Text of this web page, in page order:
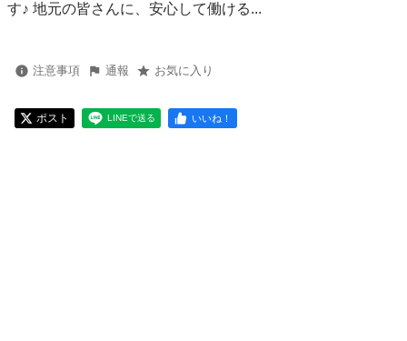
す♪ 地元の皆さんに、安心して働ける...
注意事項 通報 お気に入り
ポスト LINEで送る いいね！